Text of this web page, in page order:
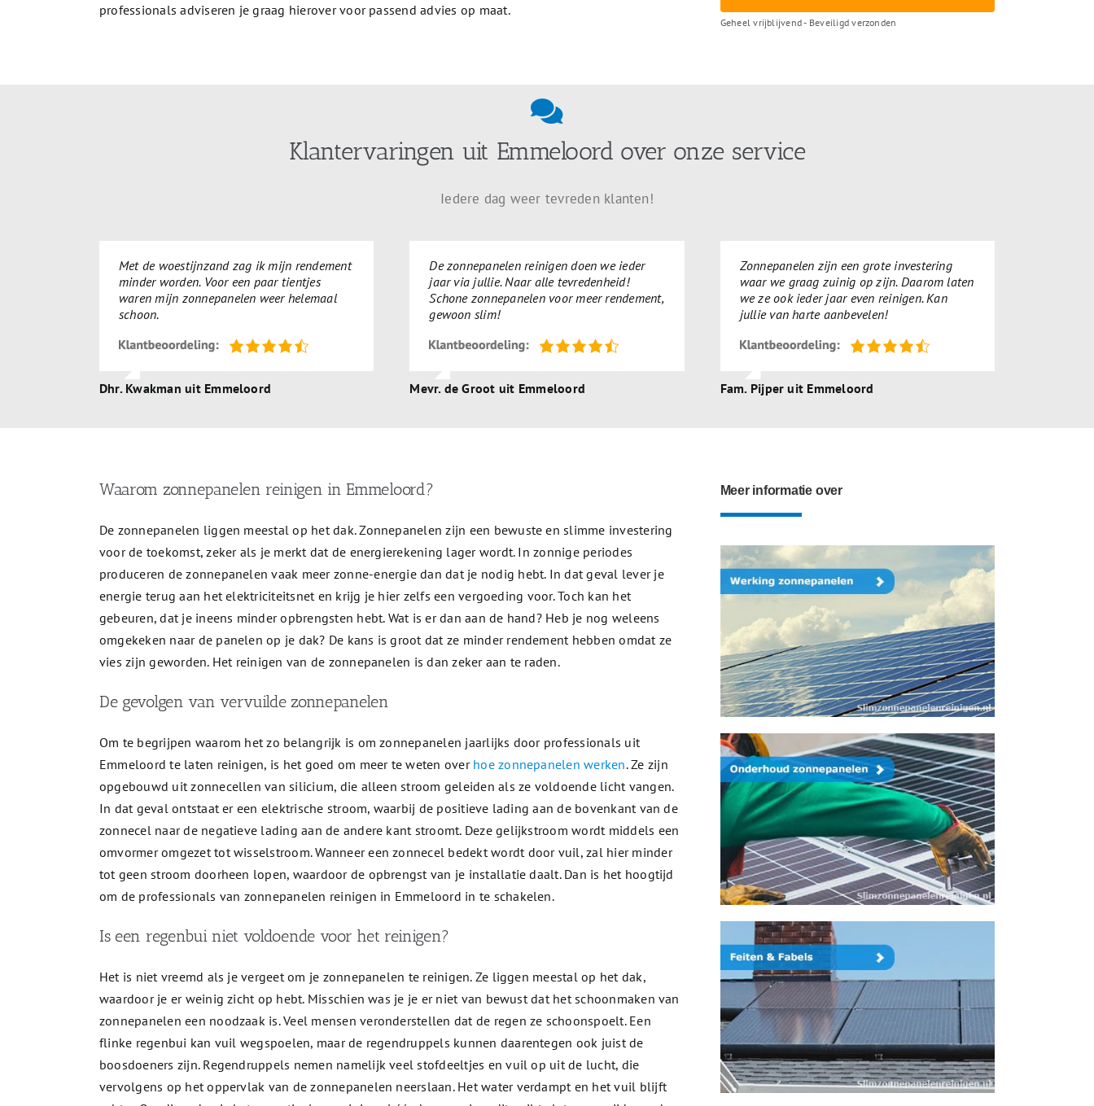
professionals adviseren je graag hierover voor passend advies op maat.
Geheel vrijblijvend - Beveiligd verzonden
Klantervaringen uit Emmeloord over onze service
Iedere dag weer tevreden klanten!
Met de woestijnzand zag ik mijn rendement
minder worden. Voor een paar tientjes
waren mijn zonnepanelen weer helemaal
schoon.
Dhr. Kwakman uit Emmeloord
De zonnepanelen reinigen doen we ieder
jaar via jullie. Naar alle tevredenheid!
Schone zonnepanelen voor meer rendement,
gewoon slim!
Mevr. de Groot uit Emmeloord
Zonnepanelen zijn een grote investering
waar we graag zuinig op zijn. Daarom laten
we ze ook ieder jaar even reinigen. Kan
jullie van harte aanbevelen!
Fam. Pijper uit Emmeloord
Waarom zonnepanelen reinigen in Emmeloord?
De zonnepanelen liggen meestal op het dak. Zonnepanelen zijn een bewuste en slimme investering
voor de toekomst, zeker als je merkt dat de energierekening lager wordt. In zonnige periodes
produceren de zonnepanelen vaak meer zonne-energie dan dat je nodig hebt. In dat geval lever je
energie terug aan het elektriciteitsnet en krijg je hier zelfs een vergoeding voor. Toch kan het
gebeuren, dat je ineens minder opbrengsten hebt. Wat is er dan aan de hand? Heb je nog weleens
omgekeken naar de panelen op je dak? De kans is groot dat ze minder rendement hebben omdat ze
vies zijn geworden. Het reinigen van de zonnepanelen is dan zeker aan te raden.
De gevolgen van vervuilde zonnepanelen
Om te begrijpen waarom het zo belangrijk is om zonnepanelen jaarlijks door professionals uit
Emmeloord te laten reinigen, is het goed om meer te weten over hoe zonnepanelen werken. Ze zijn
opgebouwd uit zonnecellen van silicium, die alleen stroom geleiden als ze voldoende licht vangen.
In dat geval ontstaat er een elektrische stroom, waarbij de positieve lading aan de bovenkant van de
zonnecel naar de negatieve lading aan de andere kant stroomt. Deze gelijkstroom wordt middels een
omvormer omgezet tot wisselstroom. Wanneer een zonnecel bedekt wordt door vuil, zal hier minder
tot geen stroom doorheen lopen, waardoor de opbrengst van je installatie daalt. Dan is het hoogtijd
om de professionals van zonnepanelen reinigen in Emmeloord in te schakelen.
Is een regenbui niet voldoende voor het reinigen?
Het is niet vreemd als je vergeet om je zonnepanelen te reinigen. Ze liggen meestal op het dak,
waardoor je er weinig zicht op hebt. Misschien was je je er niet van bewust dat het schoonmaken van
zonnepanelen een noodzaak is. Veel mensen veronderstellen dat de regen ze schoonspoelt. Een
flinke regenbui kan vuil wegspoelen, maar de regendruppels kunnen daarentegen ook juist de
boosdoeners zijn. Regendruppels nemen namelijk veel stofdeeltjes en vuil op uit de lucht, die
vervolgens op het oppervlak van de zonnepanelen neerslaan. Het water verdampt en het vuil blijft
Meer informatie over